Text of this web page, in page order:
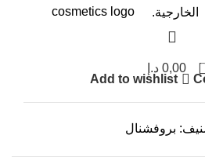
0
0,00 د.إ
الخارجية.
Add to wishlist
بروفشنال